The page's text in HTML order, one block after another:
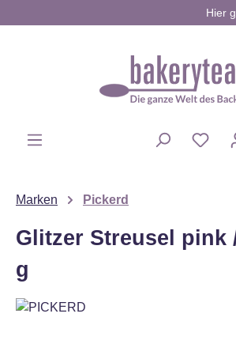
Hier
Marken Pickerd
Glitzer Streusel pink
g